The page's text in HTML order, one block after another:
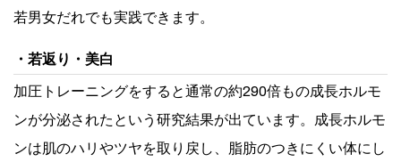
若男女だれでも実践できます。
若返り・美白
加圧トレーニングをすると通常の約290倍もの成長ホルモ
ンが分泌されたという研究結果が出ています。成長ホルモ
ンは肌のハリやツヤを取り戻し、脂肪のつきにくい体にし